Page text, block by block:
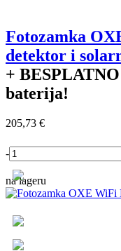
Fotozamka
detektor i
+ BESPLATNO
baterija!
205,73 €
-
na lageru